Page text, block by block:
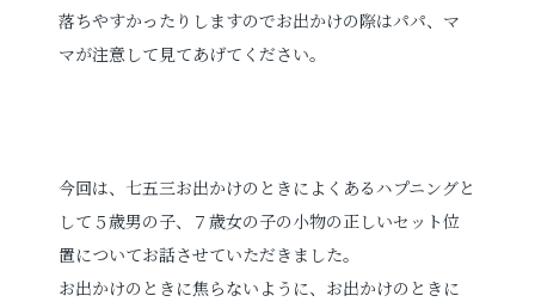
落ちやすかったりしますのでお出かけの際はパパ、マ
マが注意して見てあげてください。
今回は、七五三お出かけのときによくあるハプニングと
して５歳男の子、７歳女の子の小物の正しいセット位
置についてお話させていただきました。
お出かけのときに焦らないように、お出かけのときに